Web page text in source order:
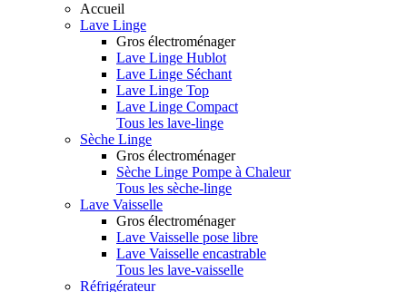
Accueil
Lave Linge
Gros électroménager
Lave Linge Hublot
Lave Linge Séchant
Lave Linge Top
Lave Linge Compact
Tous les lave-linge
Sèche Linge
Gros électroménager
Sèche Linge Pompe à Chaleur
Tous les sèche-linge
Lave Vaisselle
Gros électroménager
Lave Vaisselle pose libre
Lave Vaisselle encastrable
Tous les lave-vaisselle
Réfrigérateur